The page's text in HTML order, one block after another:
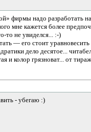
фирмы надо разработать
мне кажется более
то не увиделся... :-)
— его стоит
дело десятое...
и колор грязноват... от
- убегаю :)